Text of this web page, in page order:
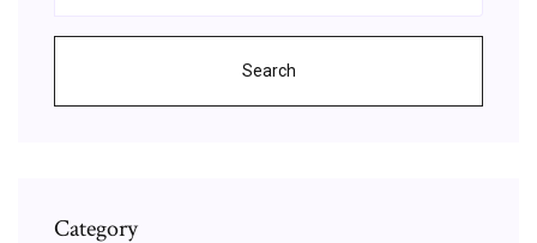
Search
Category